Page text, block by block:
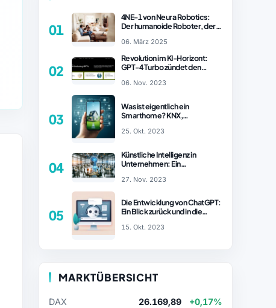
01
4NE-1 von Neura Robotics:
Der humanoide Roboter, der
revolutionieren könnte
06. März 2025
02
Revolution im KI-Horizont:
GPT-4 Turbo zündet den
– ChatGPT Revolution!
06. Nov. 2023
03
Was ist eigentlich ein
Smarthome? KNX,
Vergleich
25. Okt. 2023
04
Künstliche Intelligenz in
Unternehmen: Ein
27. Nov. 2023
05
Die Entwicklung von ChatGPT:
Ein Blick zurück und in die
15. Okt. 2023
MARKTÜBERSICHT
DAX 26.169,89 +0,17%